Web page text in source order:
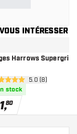
INTÉRESSER
liste de souhaits
Harrows Supergrip
ouvrir le
de notation
5.0 (8)
stock
1,80